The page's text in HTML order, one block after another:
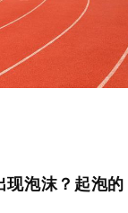
现泡沫？起泡的